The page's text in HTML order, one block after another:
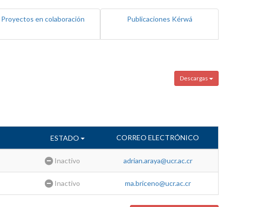
Proyectos en colaboración Publicaciones Kérwá
Descargas
ESTADO CORREO ELECTRÓNICO
Inactivo adrian.araya@ucr.ac.cr
Inactivo ma.briceno@ucr.ac.cr